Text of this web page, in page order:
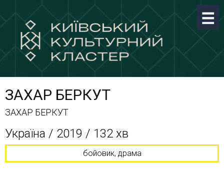
ЗАХАР БЕРКУТ
ЗАХАР БЕРКУТ
Україна / 2019 / 132 хв
бойовик, драма